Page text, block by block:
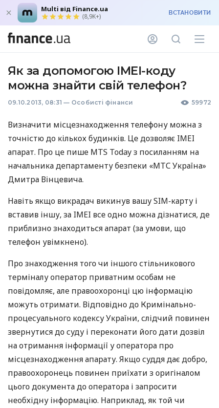
Multi від Finance.ua
(8,9K+) ВСТАНОВИТИ
Як за допомогою IMEI-коду
можна знайти свій телефон?
09.10.2013, 08:31 — Особисті фінанси 59972
Визначити місцезнаходження телефону можна з
точністю до кількох будинків. Це дозволяє IMEI
апарат. Про це пише MTS Today з посиланням на
начальника департаменту безпеки «МТС Україна»
Дмитра Вінцевича.
Навіть якщо викрадач викинув вашуSIM-карту і
вставив іншу, за IMEI все одно можна дізнатися, де
приблизно знаходиться апарат (за умови, що
телефон увімкнено).
Про знаходження того чи іншого стільникового
терміналу оператор приватним особам не
повідомляє, але правоохоронці цю інформацію
можуть отримати. Відповідно до Кримінально-
процесуального кодексу України, слідчий повинен
звернутися до суду і переконати його дати дозвіл
на отримання інформації у оператора про
місцезнаходження апарату. Якщо суддя дає добро,
правоохоронець повинен приїхати з оригіналом
цього документа до оператора і запросити
необхідну інформацію. Наприклад, як той чи